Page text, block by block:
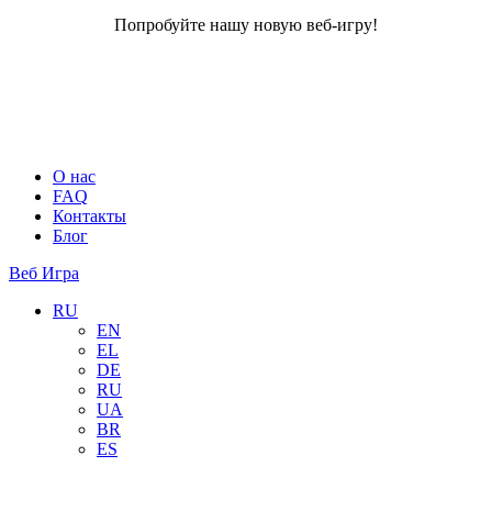
Попробуйте нашу новую веб-игру!
О нас
FAQ
Контакты
Блог
Веб Игра
RU
EN
EL
DE
RU
UA
BR
ES